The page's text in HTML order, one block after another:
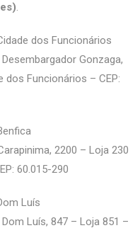
.
dos Funcionários
Gonzaga,
dos Funcionários – CEP:
2200 – Loja 230
60.015-290
Luís
Dom Luís, 847 – Loja 851 –